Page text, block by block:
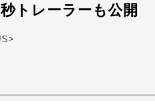
トレーラーも公開